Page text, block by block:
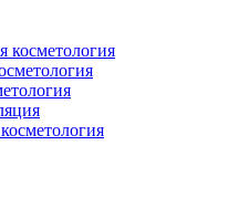
косметология